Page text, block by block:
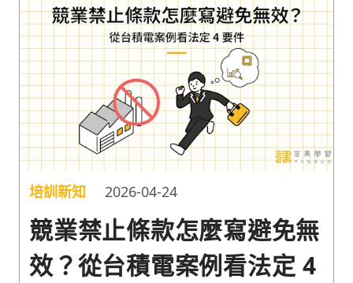
培訓新知 2026-04-24
競業禁止條款怎麼寫避免無
效？從台積電案例看法定 4